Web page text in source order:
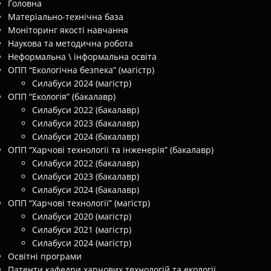
Головна
Матеріально-технічна база
Моніторинг якості навчання
Наукова та методична робота
Неформальна \ інформальна освіта
ОПП “Екологічна безпека” (магістр)
Силабуси 2024 (магістр)
ОПП “Екологія” (бакалавр)
Силабуси 2022 (бакалавр)
Силабуси 2023 (бакалавр)
Силабуси 2024 (бакалавр)
ОПП “Харчові технології та інженерія” (бакалавр)
Силабуси 2022 (бакалавр)
Силабуси 2023 (бакалавр)
Силабуси 2024 (бакалавр)
ОПП “Харчові технології” (магістр)
Силабуси 2020 (магістр)
Силабуси 2021 (магістр)
Силабуси 2024 (магістр)
Освітні програми